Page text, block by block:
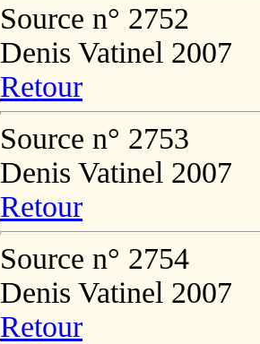
Source n° 2752
Denis Vatinel 2007
Retour
Source n° 2753
Denis Vatinel 2007
Retour
Source n° 2754
Denis Vatinel 2007
Retour